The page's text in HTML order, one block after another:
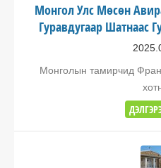
Монгол Улс Мөсөн
Гуравдугаар Шатнаас
Монголын тамирчид